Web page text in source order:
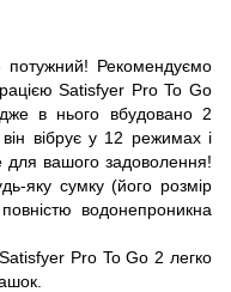
потужний! Рекомендуємо
Satisfyer Pro To Go
в нього вбудовано 2
вібрує у 12 режимах і
для вашого задоволення!
яку сумку (його розмір
водонепроникна
Pro To Go 2 легко